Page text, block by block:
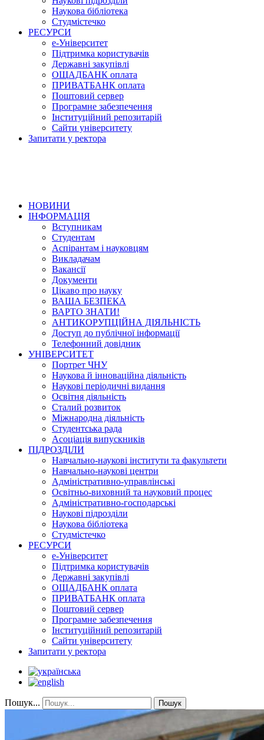
Наукова бібліотека
Студмістечко
РЕСУРСИ
е-Університет
Підтримка користувачів
Державні закупівлі
ОЩАДБАНК оплата
ПРИВАТБАНК оплата
Поштовий сервер
Програмне забезпечення
Інституційний репозитарій
Сайти університету
Запитати у ректора
НОВИНИ
ІНФОРМАЦІЯ
Вступникам
Студентам
Аспірантам і науковцям
Викладачам
Вакансії
Документи
Цікаво про науку
ВАША БЕЗПЕКА
ВАРТО ЗНАТИ!
АНТИКОРУПЦІЙНА ДІЯЛЬНІСТЬ
Доступ до публічної інформації
Телефонний довідник
УНІВЕРСИТЕТ
Портрет ЧНУ
Наукова й інноваційна діяльність
Наукові періодичні видання
Освітня діяльність
Сталий розвиток
Міжнародна діяльність
Студентська рада
Асоціація випускників
ПІДРОЗДІЛИ
Навчально-наукові інститути та факультети
Навчально-наукові центри
Адміністративно-управлінські
Освітньо-виховний та науковий процес
Адміністративно-господарські
Наукові підрозділи
Наукова бібліотека
Студмістечко
РЕСУРСИ
е-Університет
Підтримка користувачів
Державні закупівлі
ОЩАДБАНК оплата
ПРИВАТБАНК оплата
Поштовий сервер
Програмне забезпечення
Інституційний репозитарій
Сайти університету
Запитати у ректора
Пошук... Пошук